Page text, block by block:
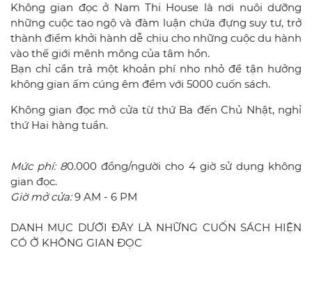
Không gian đọc ở Nam Thi House là nơi nuôi dưỡng
những cuộc tao ngộ và đàm luận chứa đựng suy tư, trở
thành điểm khởi hành dễ chịu cho những cuộc du hành
vào thế giới mênh mông của tâm hồn.
Bạn chỉ cần trả một khoản phí nho nhỏ để tận hưởng
không gian ấm cúng êm đềm với 5000 cuốn sách.
Không gian đọc mở cửa từ thứ Ba đến Chủ Nhật, nghỉ
thứ Hai hàng tuần.
Mức phí: 80.000 đồng/người cho 4 giờ sử dụng không
gian đọc.
Giờ mở cửa:9 AM - 6 PM
DANH MỤC DƯỚI ĐÂY LÀ NHỮNG CUỐN SÁCH HIỆN
CÓ Ở KHÔNG GIAN ĐỌC